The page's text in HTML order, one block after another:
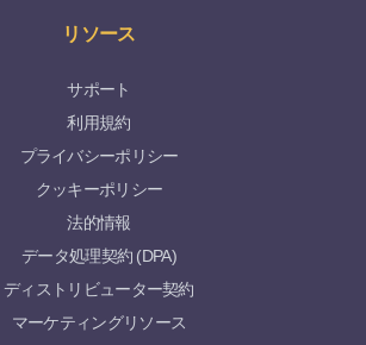
リソース
サポート
利用規約
プライバシーポリシー
クッキーポリシー
法的情報
データ処理契約 (DPA)
ディストリビューター契約
マーケティングリソース